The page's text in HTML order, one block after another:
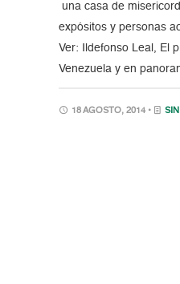
una casa de
expósitos y personas
Ver: Ildefonso Leal, El
Venezuela y en
18 AGOSTO, 2014 •